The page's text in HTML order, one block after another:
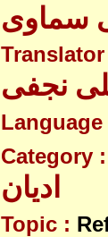
سماوی
Translator
نجفی
Language
Category :
ادیان
Topic :